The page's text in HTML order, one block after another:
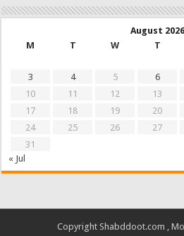
August 2026
M
T W T
3
4 5 6
10
11 12 13
17
18 19 20
24
25 26 27
31
« Jul
Copyright Shabddoot.com ,